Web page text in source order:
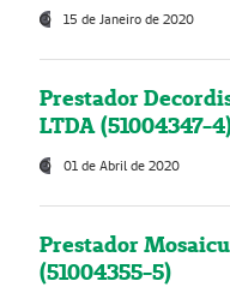
15 de Janeiro de 2020
Prestador
LTDA (51004347-
01 de Abril de 2020
Prestador
(51004355-5)